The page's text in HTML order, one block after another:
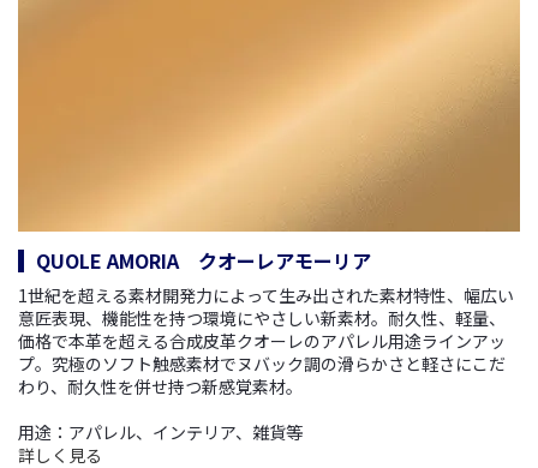
QUOLE AMORIA クオーレアモーリア
1世紀を超える素材開発力によって生み出された素材特性、幅広い
意匠表現、機能性を持つ環境にやさしい新素材。耐久性、軽量、
価格で本革を超える合成皮革クオーレのアパレル用途ラインアッ
プ。究極のソフト触感素材でヌバック調の滑らかさと軽さにこだ
わり、耐久性を併せ持つ新感覚素材。
用途：アパレル、インテリア、雑貨等
詳しく見る